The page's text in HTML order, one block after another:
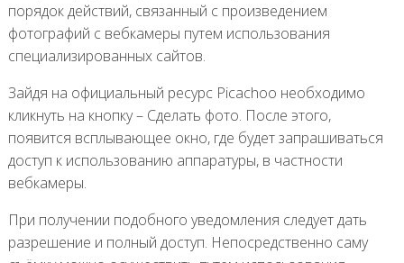
порядок действий, связанный с произведением
фотографий с вебкамеры путем использования
специализированных сайтов.
Зайдя на официальный ресурс Picachoo необходимо
кликнуть на кнопку – Сделать фото. После этого,
появится всплывающее окно, где будет запрашиваться
доступ к использованию аппаратуры, в частности
вебкамеры.
При получении подобного уведомления следует дать
разрешение и полный доступ. Непосредственно саму